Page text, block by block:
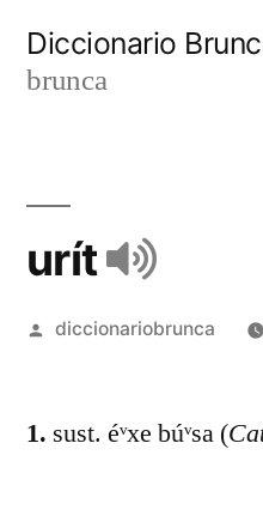
Diccionario
brunca
urít
diccionariobrunca
1. sust. éᵛxe búᵛsa (